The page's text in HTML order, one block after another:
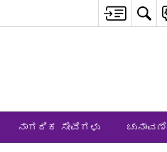
ನಾಗರಿಕ ಸೇವೆಗಳು ಚುನಾವಣೆ